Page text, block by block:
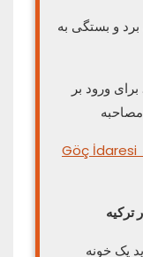
زمان می برد و بستگی به
ورود بر
سایت اداره ی مهاجرت کوجدایرسی Göç İdaresi
ترکیه
یک خونه